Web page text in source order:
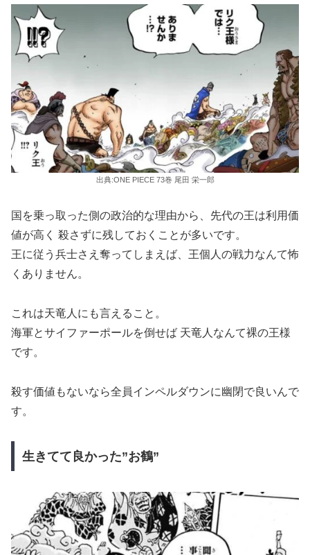
出典:ONE PIECE 73巻 尾田 栄一郎
国を乗っ取った側の政治的な理由から、先代の王は利用価
値が高く 殺さずに残しておくことが多いです。
王に従う兵士さえ奪ってしまえば、王個人の戦力なんて怖
くありません。
これは天竜人にも言えること。
海軍とサイファーポールを倒せば 天竜人なんて裸の王様
です。
殺す価値もないなら全員インペルダウンに幽閉で良いんで
す。
生きてて良かった”お鶴”